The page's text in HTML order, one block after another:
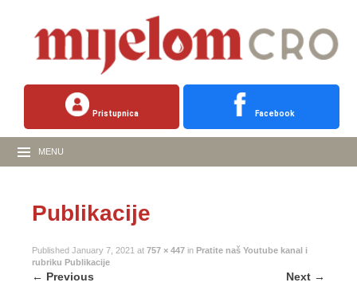
Pristupnica Facebook
MENU
Publikacije
Published January 7, 2021 at 757 × 447 in Pratite naš Youtube kanal i
rubriku Publikacije
← Previous Next →